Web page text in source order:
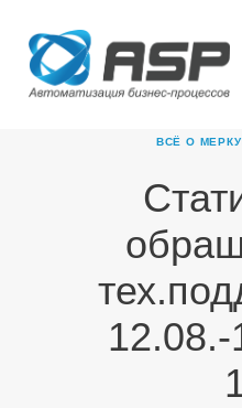
ВСЁ О
ГЛАВНАЯ
О КОМПАНИИ
НОВОСТИ
КАРЬЕРА